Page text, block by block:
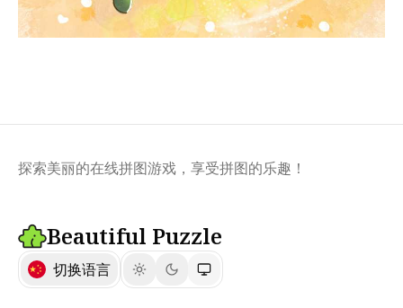
探索美丽的在线拼图游戏，享受拼图的乐趣！
Beautiful Puzzle
切换语言